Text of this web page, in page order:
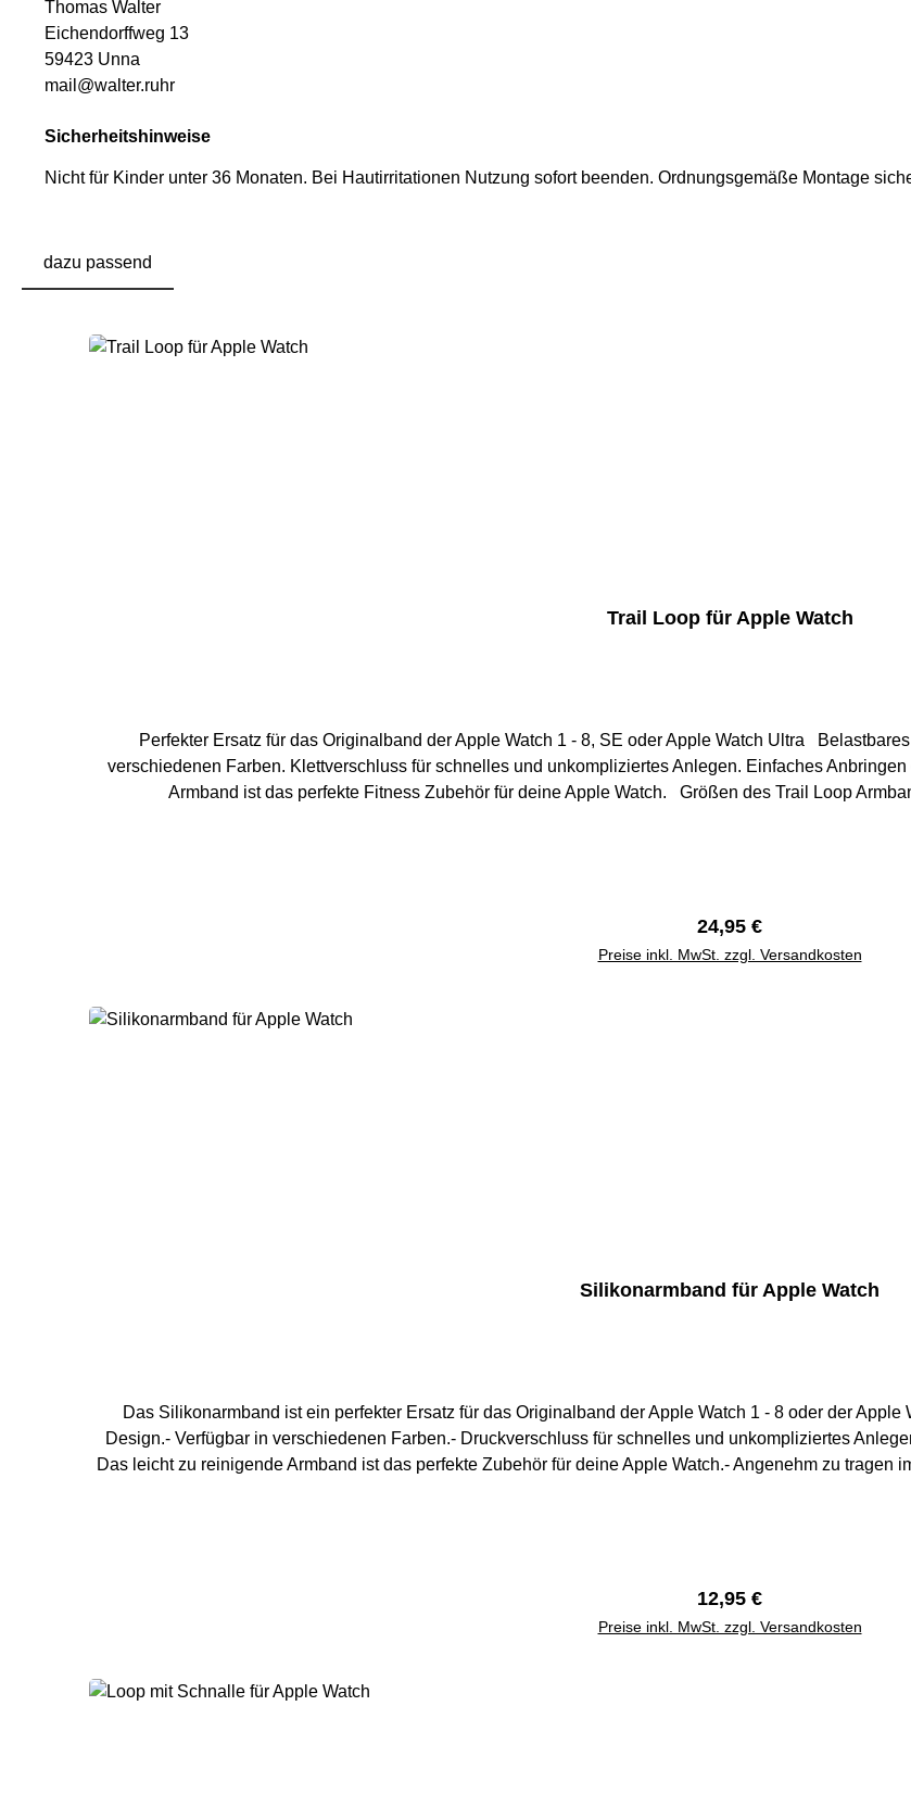
Thomas Walter
Eichendorffweg 13
59423 Unna
mail@walter.ruhr
Sicherheitshinweise
Nicht für Kinder unter 36 Monaten. Bei Hautirritationen Nutzung sofort beenden. Ordnungsgemäße Montage
dazu passend
Trail Loop für Apple Watch
Perfekter Ersatz für das Originalband der Apple Watch 1 - 8, SE oder Apple Watch Ultra Belastbares & stabiles Armband im schicken Design. Verfügbar in
verschiedenen Farben. Klettverschluss für schnelles und unkompliziertes Anlegen. Einfaches
Armband ist das perfekte Fitness Zubehör für deine
Regulärer Preis:
24,95 €
Preise inkl. MwSt. zzgl. Versandkosten
Silikonarmband für Apple Watch
Das Silikonarmband ist ein perfekter Ersatz für das Originalband der Apple Watch 1 - 8 oder der
Design.- Verfügbar in verschiedenen Farben.- Druckverschluss für schnelles und unkompliziertes
Das leicht zu reinigende Armband ist das perfekte Zubehör für deine Apple Watch.- Angenehm zu tragen
Regulärer Preis:
12,95 €
Preise inkl. MwSt. zzgl. Versandkosten